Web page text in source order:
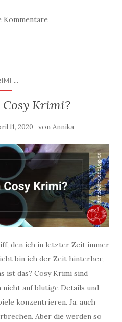
Kommentare
...
Krimi?
11, 2020 von Annika
den ich in letzter Zeit immer
bin ich der Zeit hinterher,
ist das? Cosy Krimi sind
auf blutige Details und
konzentrieren. Ja, auch
Aber die werden so